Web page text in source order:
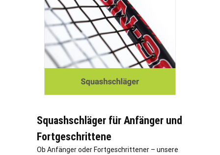
Squashschläger für Anfänger und
Fortgeschrittene
Ob Anfänger oder Fortgeschrittener – unsere